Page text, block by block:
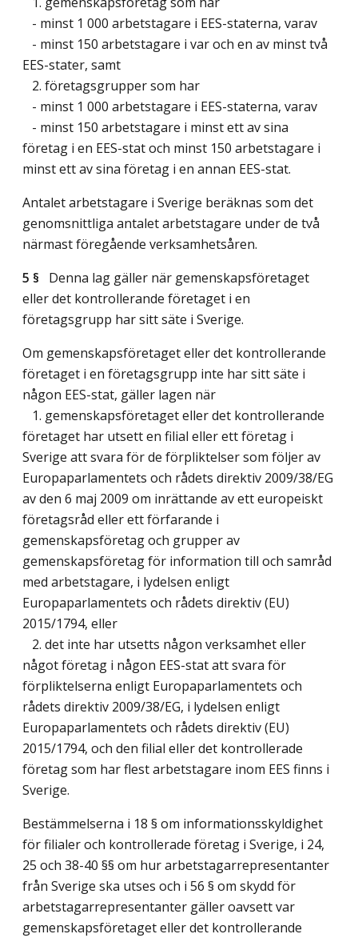
- minst 1 000 arbetstagare i EES-staterna, varav
- minst 150 arbetstagare i var och en av minst två
EES-stater, samt
2. företagsgrupper som har
- minst 1 000 arbetstagare i EES-staterna, varav
- minst 150 arbetstagare i minst ett av sina
företag i en EES-stat och minst 150 arbetstagare i
minst ett av sina företag i en annan EES-stat.
Antalet arbetstagare i Sverige beräknas som det
genomsnittliga antalet arbetstagare under de två
närmast föregående verksamhetsåren.
5 § Denna lag gäller när gemenskapsföretaget
eller det kontrollerande företaget i en
företagsgrupp har sitt säte i Sverige.
Om gemenskapsföretaget eller det kontrollerande
företaget i en företagsgrupp inte har sitt säte i
någon EES-stat, gäller lagen när
1. gemenskapsföretaget eller det kontrollerande
företaget har utsett en filial eller ett företag i
Sverige att svara för de förpliktelser som följer av
Europaparlamentets och rådets direktiv 2009/38/EG
av den 6 maj 2009 om inrättande av ett europeiskt
företagsråd eller ett förfarande i
gemenskapsföretag och grupper av
gemenskapsföretag för information till och samråd
med arbetstagare, i lydelsen enligt
Europaparlamentets och rådets direktiv (EU)
2015/1794, eller
2. det inte har utsetts någon verksamhet eller
något företag i någon EES-stat att svara för
förpliktelserna enligt Europaparlamentets och
rådets direktiv 2009/38/EG, i lydelsen enligt
Europaparlamentets och rådets direktiv (EU)
2015/1794, och den filial eller det kontrollerade
företag som har flest arbetstagare inom EES finns i
Sverige.
Bestämmelserna i 18 § om informationsskyldighet
för filialer och kontrollerade företag i Sverige, i 24,
25 och 38-40 §§ om hur arbetstagarrepresentanter
från Sverige ska utses och i 56 § om skydd för
arbetstagarrepresentanter gäller oavsett var
gemenskapsföretaget eller det kontrollerande